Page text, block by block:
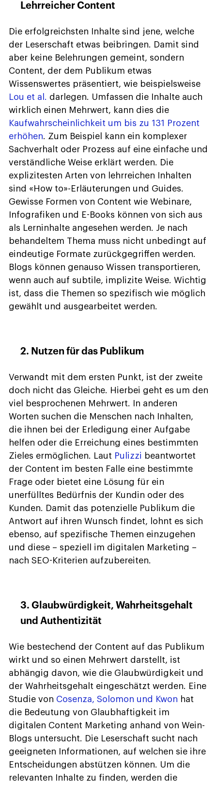
Lehrreicher Content
Die erfolgreichsten Inhalte sind jene, welche
der Leserschaft etwas beibringen. Damit sind
aber keine Belehrungen gemeint, sondern
Content, der dem Publikum etwas
Wissenswertes präsentiert, wie beispielsweise
Lou et al. darlegen. Umfassen die Inhalte auch
wirklich einen Mehrwert, kann dies die
Kaufwahrscheinlichkeit um bis zu 131 Prozent
erhöhen. Zum Beispiel kann ein komplexer
Sachverhalt oder Prozess auf eine einfache und
verständliche Weise erklärt werden. Die
explizitesten Arten von lehrreichen Inhalten
sind «How to»-Erläuterungen und Guides.
Gewisse Formen von Content wie Webinare,
Infografiken und E-Books können von sich aus
als Lerninhalte angesehen werden. Je nach
behandeltem Thema muss nicht unbedingt auf
eindeutige Formate zurückgegriffen werden.
Blogs können genauso Wissen transportieren,
wenn auch auf subtile, implizite Weise. Wichtig
ist, dass die Themen so spezifisch wie möglich
gewählt und ausgearbeitet werden.
2. Nutzen für das Publikum
Verwandt mit dem ersten Punkt, ist der zweite
doch nicht das Gleiche. Hierbei geht es um den
viel besprochenen Mehrwert. In anderen
Worten suchen die Menschen nach Inhalten,
die ihnen bei der Erledigung einer Aufgabe
helfen oder die Erreichung eines bestimmten
Zieles ermöglichen. Laut Pulizzi beantwortet
der Content im besten Falle eine bestimmte
Frage oder bietet eine Lösung für ein
unerfülltes Bedürfnis der Kundin oder des
Kunden. Damit das potenzielle Publikum die
Antwort auf ihren Wunsch findet, lohnt es sich
ebenso, auf spezifische Themen einzugehen
und diese – speziell im digitalen Marketing –
nach SEO-Kriterien aufzubereiten.
3. Glaubwürdigkeit, Wahrheitsgehalt
und Authentizität
Wie bestechend der Content auf das Publikum
wirkt und so einen Mehrwert darstellt, ist
abhängig davon, wie die Glaubwürdigkeit und
der Wahrheitsgehalt eingeschätzt werden. Eine
Studie von Cosenza, Solomon und Kwon hat
die Bedeutung von Glaubhaftigkeit im
digitalen Content Marketing anhand von Wein-
Blogs untersucht. Die Leserschaft sucht nach
geeigneten Informationen, auf welchen sie ihre
Entscheidungen abstützen können. Um die
relevanten Inhalte zu finden, werden die